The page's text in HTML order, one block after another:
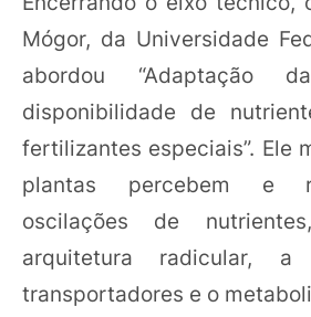
Mógor, da Universidade
abordou “Adaptação
disponibilidade de
fertilizantes especiais”. Ele
plantas percebem e
oscilações de
arquitetura radicular, a
transportadores e o